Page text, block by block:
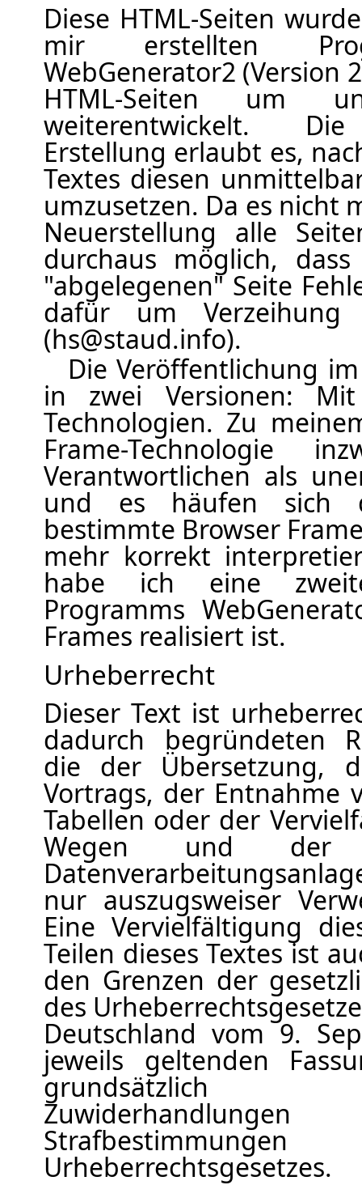
Diese HTML-Seiten
mir erstellten
WebGenerator2 (Version
HTML-Seiten um
weiterentwickelt. Die
Erstellung erlaubt es,
Textes diesen
umzusetzen. Da es nicht
Neuerstellung alle
durchaus möglich,
"abgelegenen" Seite
dafür um
(hs@staud.info).
Die Veröffentlichung
in zwei Versionen:
Technologien. Zu
Frame-Technologie
Verantwortlichen als
und es häufen sich
bestimmte Browser
mehr korrekt
habe ich eine
Programms
Frames realisiert ist.
Urheberrecht
Dieser Text ist
dadurch begründeten
die der Übersetzung,
Vortrags, der Entnahme
Tabellen oder der
Wegen und der
nur auszugsweiser
Eine Vervielfältigung
Teilen dieses Textes ist
den Grenzen der
des
Deutschland vom 9.
jeweils geltenden
grundsätzlich
Urheberrechtsgesetzes.